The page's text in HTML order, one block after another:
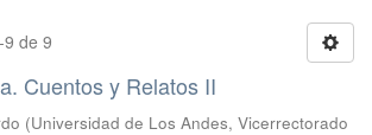
de 9
Cuentos y Relatos II
(Universidad de Los Andes, Vicerrectorado